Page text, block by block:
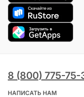
8 (800) 775-75-
НАПИСАТЬ НАМ